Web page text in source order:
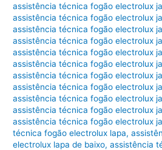
assistência técnica fogão electrolux
assistência técnica fogão electrolux
assistência técnica fogão electrolux
assistência técnica fogão electrolux
assistência técnica fogão electrolux
assistência técnica fogão electrolux
assistência técnica fogão electrolux
assistência técnica fogão electrolux
assistência técnica fogão electrolux
assistência técnica fogão electrolux
assistência técnica fogão electrolux
técnica fogão electrolux lapa,
electrolux lapa de baixo,assistência